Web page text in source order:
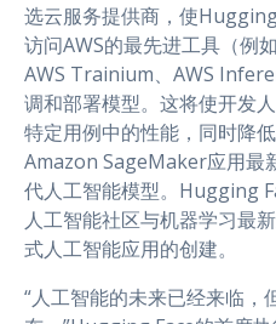
选云服务提供商，使
访问AWS的最先进工具（例
AWS Trainium、AWS
调和部署模型。这将使开发
特定用例中的性能，同时降
Amazon SageMaker应用最
代人工智能模型。Hugging
人工智能社区与机器学习最
式人工智能应用的创建。
“人工智能的未来已经来临，